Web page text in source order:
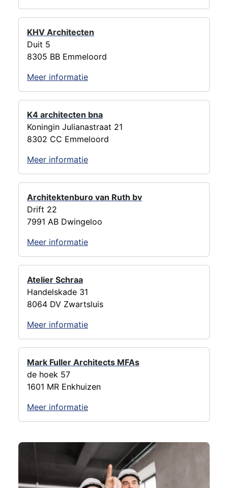
KHV Architecten
Duit 5
8305 BB Emmeloord
Meer informatie
K4 architecten bna
Koningin Julianastraat 21
8302 CC Emmeloord
Meer informatie
Architektenburo van Ruth bv
Drift 22
7991 AB Dwingeloo
Meer informatie
Atelier Schraa
Handelskade 31
8064 DV Zwartsluis
Meer informatie
Mark Fuller Architects MFAs
de hoek 57
1601 MR Enkhuizen
Meer informatie